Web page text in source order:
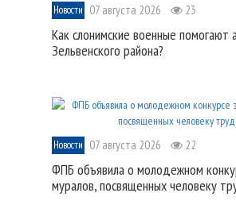
Новости 07 августа 2026 23
Как слонимские военные помогают
Зельвенского района?
Новости 07 августа 2026 22
ФПБ объявила о молодежном
муралов, посвященных человеку